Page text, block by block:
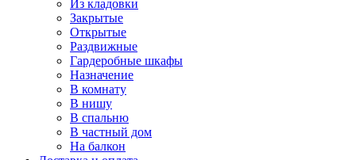
Из кладовки
Закрытые
Открытые
Раздвижные
Гардеробные шкафы
Назначение
В комнату
В нишу
В спальню
В частный дом
На балкон